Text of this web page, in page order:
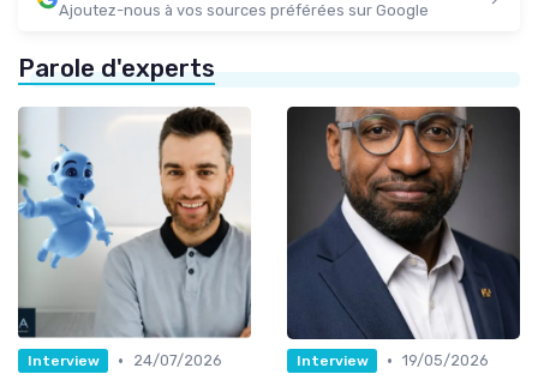
Ajoutez-nous à vos sources préférées sur Google
Parole d'experts
Interview •
24/07/2026
Interview • 19/05/2026